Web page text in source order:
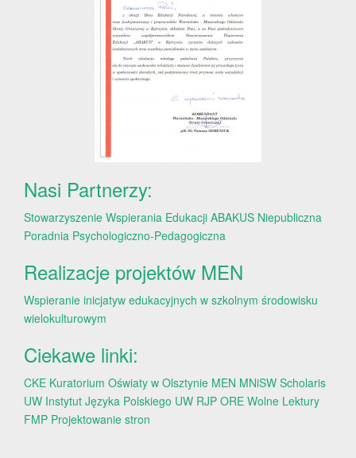
Nasi Partnerzy:
Stowarzyszenie Wspierania Edukacji ABAKUS Niepubliczna
Poradnia Psychologiczno-Pedagogiczna
Realizacje projektów MEN
Wspieranie inicjatyw edukacyjnych w szkolnym środowisku
wielokulturowym
Ciekawe linki:
CKE Kuratorium Oświaty w Olsztynie MEN MNiSW Scholaris
UW Instytut Języka Polskiego UW RJP ORE Wolne Lektury
FMP Projektowanie stron